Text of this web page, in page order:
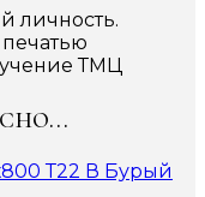
личность.
ТМЦ